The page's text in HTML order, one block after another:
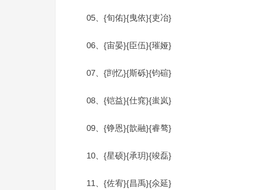
05、{旬佑}{曳依}{吏冶}
06、{宙晏}{臣伍}{璀娅}
07、{剀忆}{斯砾}{钧碹}
08、{铠益}{仕窕}{蚩岚}
09、{铮恩}{歆融}{睿骜}
10、{星硕}{承玥}{竣磊}
11、{佐宥}{昌禹}{氽延}